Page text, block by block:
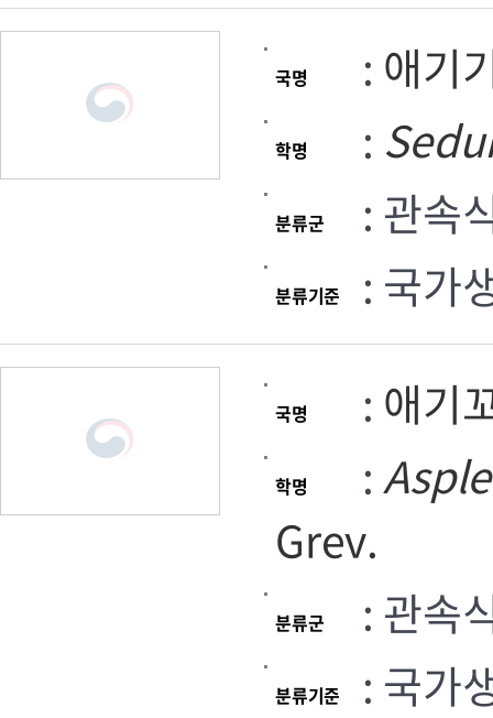
국명 : 애기
학명 :
분류군 : 관속
분류기준 : 국가
국명 : 애기
학명 :
Grev.
분류군 : 관속
분류기준 : 국가